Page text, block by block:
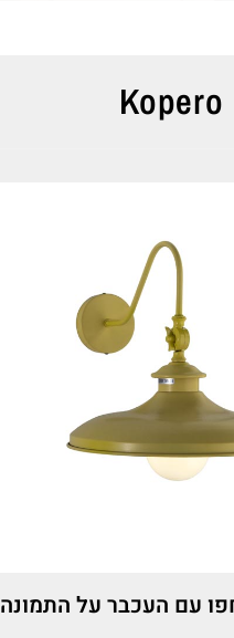
Kopero
עם העכבר על התמונה